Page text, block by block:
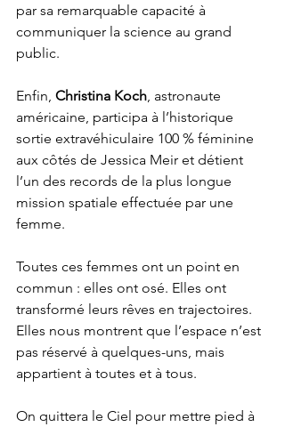
par sa remarquable capacité à
communiquer la science au grand
public.
Enfin, Christina Koch , astronaute
américaine, participa à l’historique
sortie extravéhiculaire 100 % féminine
aux côtés de Jessica Meir et détient
l’un des records de la plus longue
mission spatiale effectuée par une
femme.
Toutes ces femmes ont un point en
commun : elles ont osé. Elles ont
transformé leurs rêves en trajectoires.
Elles nous montrent que l’espace n’est
pas réservé à quelques-uns, mais
appartient à toutes et à tous.
On quittera le Ciel pour mettre pied à